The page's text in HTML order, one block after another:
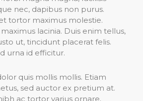
nec, dapibus non purus.
tortor maximus molestie.
lacinia. Duis enim tellus,
ut, tincidunt placerat felis.
urna id efficitur.
quis mollis mollis. Etiam
sed auctor ex pretium at.
ac tortor varius ornare.